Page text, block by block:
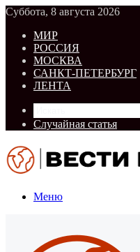
Суббота, 8 августа 2026
МИР
РОССИЯ
МОСКВА
САНКТ-ПЕТЕРБУРГ
ЛЕНТА
Случайная статья
Меню